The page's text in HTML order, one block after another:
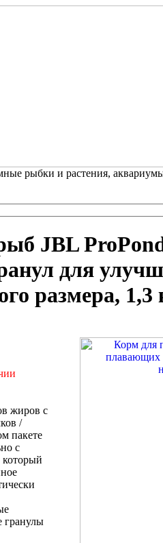
рыбки и растения,
JBL
для
размера, 1,3
жиров с
/
пакете
с